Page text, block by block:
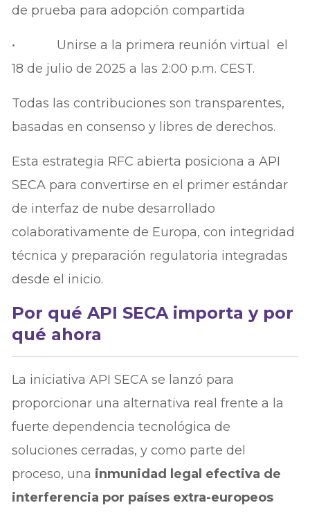
de prueba para adopción compartida
• Unirse a la primera reunión virtual el
18 de julio de 2025 a las 2:00 p.m. CEST.
Todas las contribuciones son transparentes,
basadas en consenso y libres de derechos.
Esta estrategia RFC abierta posiciona a API
SECA para convertirse en el primer estándar
de interfaz de nube desarrollado
colaborativamente de Europa, con integridad
técnica y preparación regulatoria integradas
desde el inicio.
Por qué API SECA importa y por
qué ahora
La iniciativa API SECA se lanzó para
proporcionar una alternativa real frente a la
fuerte dependencia tecnológica de
soluciones cerradas, y como parte del
proceso, una inmunidad legal efectiva de
interferencia por países extra-europeos